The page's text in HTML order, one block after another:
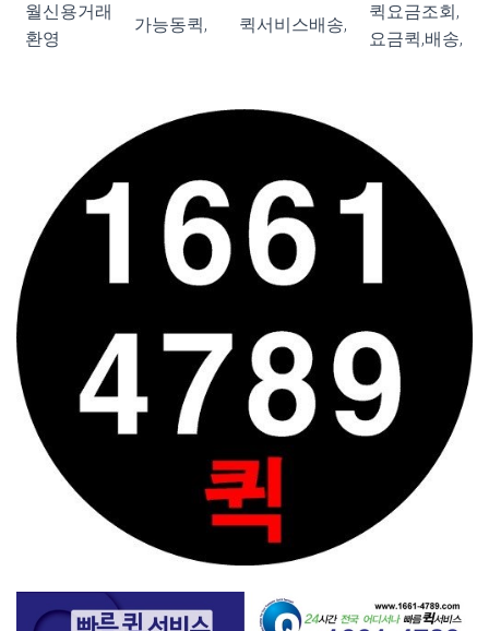
월신용거래
환영
가능동퀵, 퀵서비스배송,
퀵요금조회,
요금퀵,배송,